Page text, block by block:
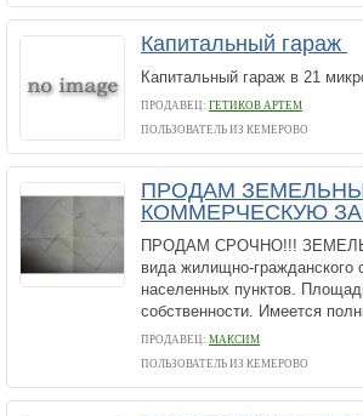
Капитальный гараж
Капитальный гараж в 21
ПРОДАВЕЦ: ГЕТИКОВ АРТЕМ
ПОЛЬЗОВАТЕЛЬ ИЗ КЕМЕРОВО
ПРОДАМ
КОММЕРЧЕСКУЮ
ПРОДАМ СРОЧНО!!!
вида жилищно-гражданского
населенных пунктов.
собственности. Имеется
ПРОДАВЕЦ: МАКСИМ
ПОЛЬЗОВАТЕЛЬ ИЗ КЕМЕРОВО